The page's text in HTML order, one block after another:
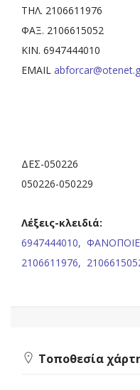
ΤΗΛ. 2106611976
ΦΑΞ. 2106615052
ΚΙΝ. 6947444010
EMAIL
ΔΕΣ-050226
050226-050229
Λέξεις-κλειδιά:
6947444010,
2106611976,
Τοποθεσία